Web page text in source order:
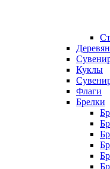
Куклы
Флаги
Брелки